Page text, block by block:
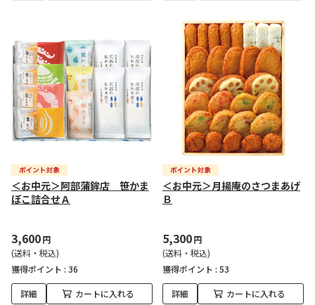
＜お中元＞阿部蒲鉾店 笹かま
ぼこ詰合せＡ
3,600円
(送料・税込)
獲得ポイント : 36
詳細 カートに入れる
＜お中元＞月揚庵のさつまあげ
Ｂ
5,300円
(送料・税込)
獲得ポイント : 53
詳細 カートに入れる